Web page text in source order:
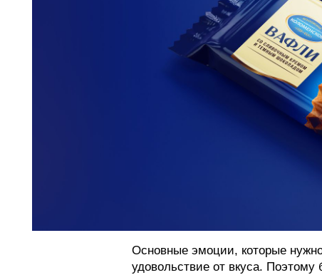
Основные эмоции, которые
удовольствие от вкуса.